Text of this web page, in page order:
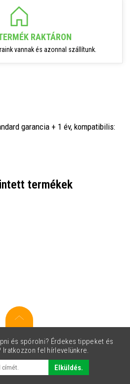
RAKTÁRON
vannak és azonnal szállítunk.
garancia + 1 év, kompatibilis:
termékek
és spórolni? Érdekes tippeket és
Iratkozzon fel hírlevelünkre.
Elküldés.